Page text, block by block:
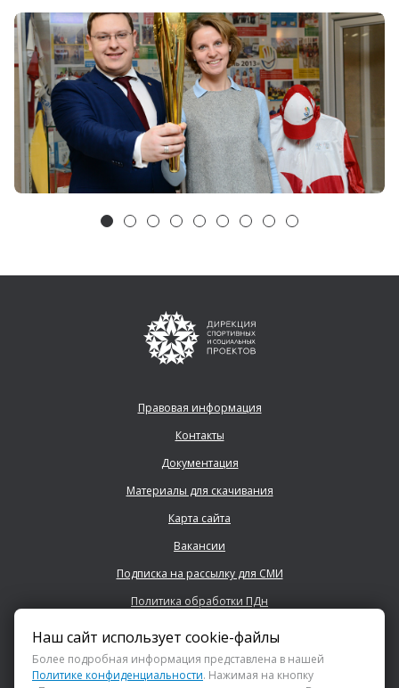
Правовая информация
Контакты
Документация
Материалы для скачивания
Карта сайта
Вакансии
Подписка на рассылку для СМИ
Политика обработки ПДн
+7 (843) 222 0700
Наш сайт использует cookie-файлы
Более подробная информация представлена в нашей
Политике конфиденциальности. Нажимая на кнопку